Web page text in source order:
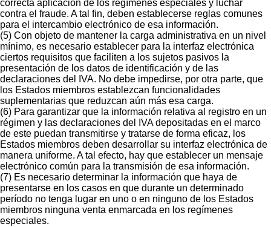
correcta aplicación de los regímenes especiales y luchar
contra el fraude. A tal fin, deben establecerse reglas comunes
para el intercambio electrónico de esa información.
(5) Con objeto de mantener la carga administrativa en un nivel
mínimo, es necesario establecer para la interfaz electrónica
ciertos requisitos que faciliten a los sujetos pasivos la
presentación de los datos de identificación y de las
declaraciones del IVA. No debe impedirse, por otra parte, que
los Estados miembros establezcan funcionalidades
suplementarias que reduzcan aún más esa carga.
(6) Para garantizar que la información relativa al registro en un
régimen y las declaraciones del IVA depositadas en el marco
de este puedan transmitirse y tratarse de forma eficaz, los
Estados miembros deben desarrollar su interfaz electrónica de
manera uniforme. A tal efecto, hay que establecer un mensaje
electrónico común para la transmisión de esa información.
(7) Es necesario determinar la información que haya de
presentarse en los casos en que durante un determinado
período no tenga lugar en uno o en ninguno de los Estados
miembros ninguna venta enmarcada en los regímenes
especiales.